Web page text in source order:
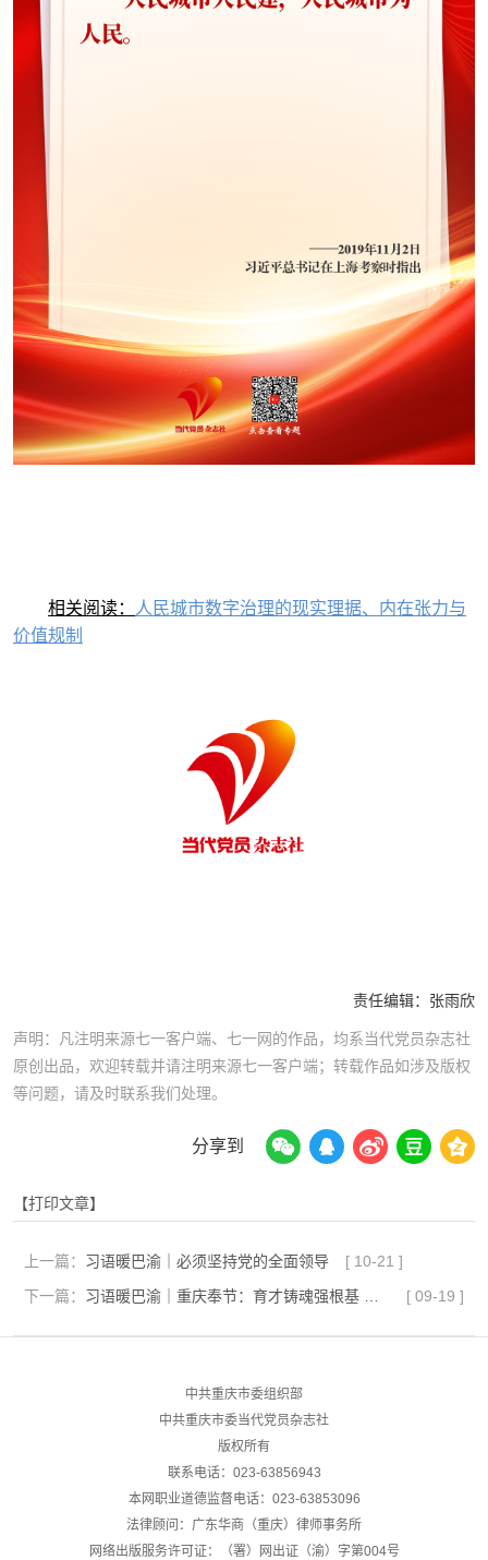
相关阅读：
人民城市数字治理的现实理据、内在张力与
价值规制
责任编辑： 张雨欣
声明：凡注明来源七一客户端、七一网的作品，均系当代党员杂志社
原创出品，欢迎转载并请注明来源七一客户端；转载作品如涉及版权
等问题，请及时联系我们处理。
分享到
【打印文章】
上一篇： 习语暖巴渝｜必须坚持党的全面领导 [ 10-21 ]
下一篇：
[ 09-19 ]
中共重庆市委组织部
中共重庆市委当代党员杂志社
版权所有
联系电话：023-63856943
本网职业道德监督电话：023-63853096
法律顾问：广东华商（重庆）律师事务所
网络出版服务许可证：（署）网出证（渝）字第004号